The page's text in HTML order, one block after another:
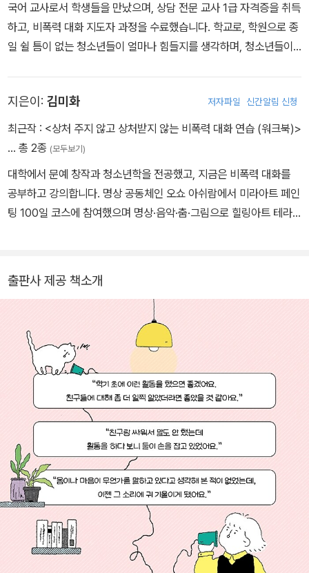
국어 교사로서 학생들을 만났으며, 상담 전문 교사 1급 자격증을 취득
하고, 비폭력 대화 지도자 과정을 수료했습니다. 학교로, 학원으로 종
일 쉴 틈이 없는 청소년들이 얼마나 힘들지를 생각하며, 청소년들이
다.
지은이: 김미화 저자파일 신간알림 신청
최근작 : <상처 주지 않고 상처받지 않는 비폭력 대화 연습 (워크북)>
… 총 2종 (모두보기)
대학에서 문예 창작과 청소년학을 전공했고, 지금은 비폭력 대화를
공부하고 강의합니다. 명상 공동체인 오쇼 아쉬람에서 미라아트 페인
팅 100일 코스에 참여했으며 명상·음악·춤·그림으로 힐링아트 테라
출판사 제공 책소개